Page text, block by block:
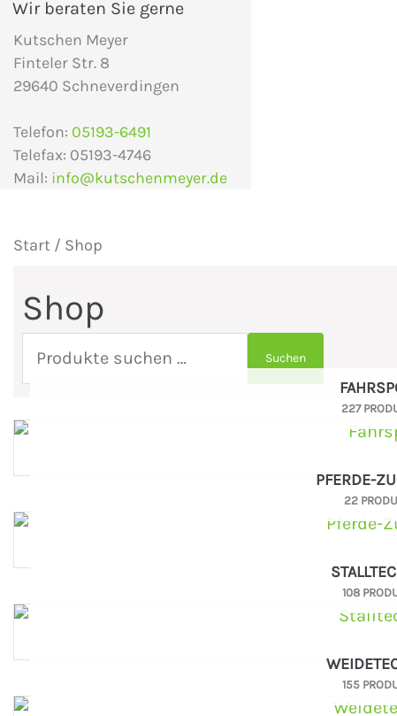
Wir beraten Sie gerne
Kutschen Meyer
Finteler Str. 8
29640 Schneverdingen
Telefon: 05193-6491
Telefax: 05193-4746
Mail: info@kutschenmeyer.de
Start / Shop
Shop
Suchen
227
PFERDE-
22
108
155